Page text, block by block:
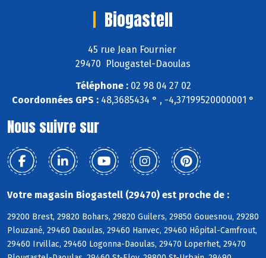
Biogastell
45 rue Jean Fournier
29470 Plougastel-Daoulas
Téléphone :02 98 04 27 02
Coordonnées GPS : 48,3685434 ° , -4,37199520000001 °
Nous suivre sur
Votre magasin Biogastell (29470) est proche de :
29200 Brest, 29820 Bohars, 29820 Guilers, 29850 Gouesnou, 29280
Plouzané, 29460 Daoulas, 29460 Hanvec, 29460 Hôpital-Camfrout,
29460 Irvillac, 29460 Logonna-Daoulas, 29470 Loperhet, 29470